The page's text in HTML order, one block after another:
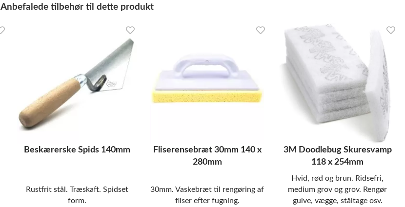
Anbefalede tilbehør til dette produkt
Beskærerske Spids 140mm
Rustfrit stål. Træskaft. Spidset
form.
Fliserensebræt 30mm 140 x
280mm
30mm. Vaskebræt til rengøring af
fliser efter fugning.
3M Doodlebug Skuresvamp
118 x 254mm
Hvid, rød og brun. Ridsefri,
medium grov og grov. Rengør
gulve, vægge, ståltage osv.